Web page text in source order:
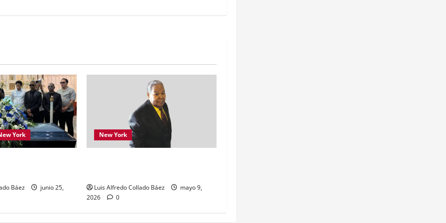
York
Báez
junio 25,
New York
Luis Alfredo Collado Báez
mayo 9,
2026
0